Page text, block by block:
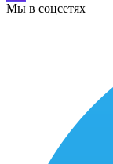
Мы в соцсетях